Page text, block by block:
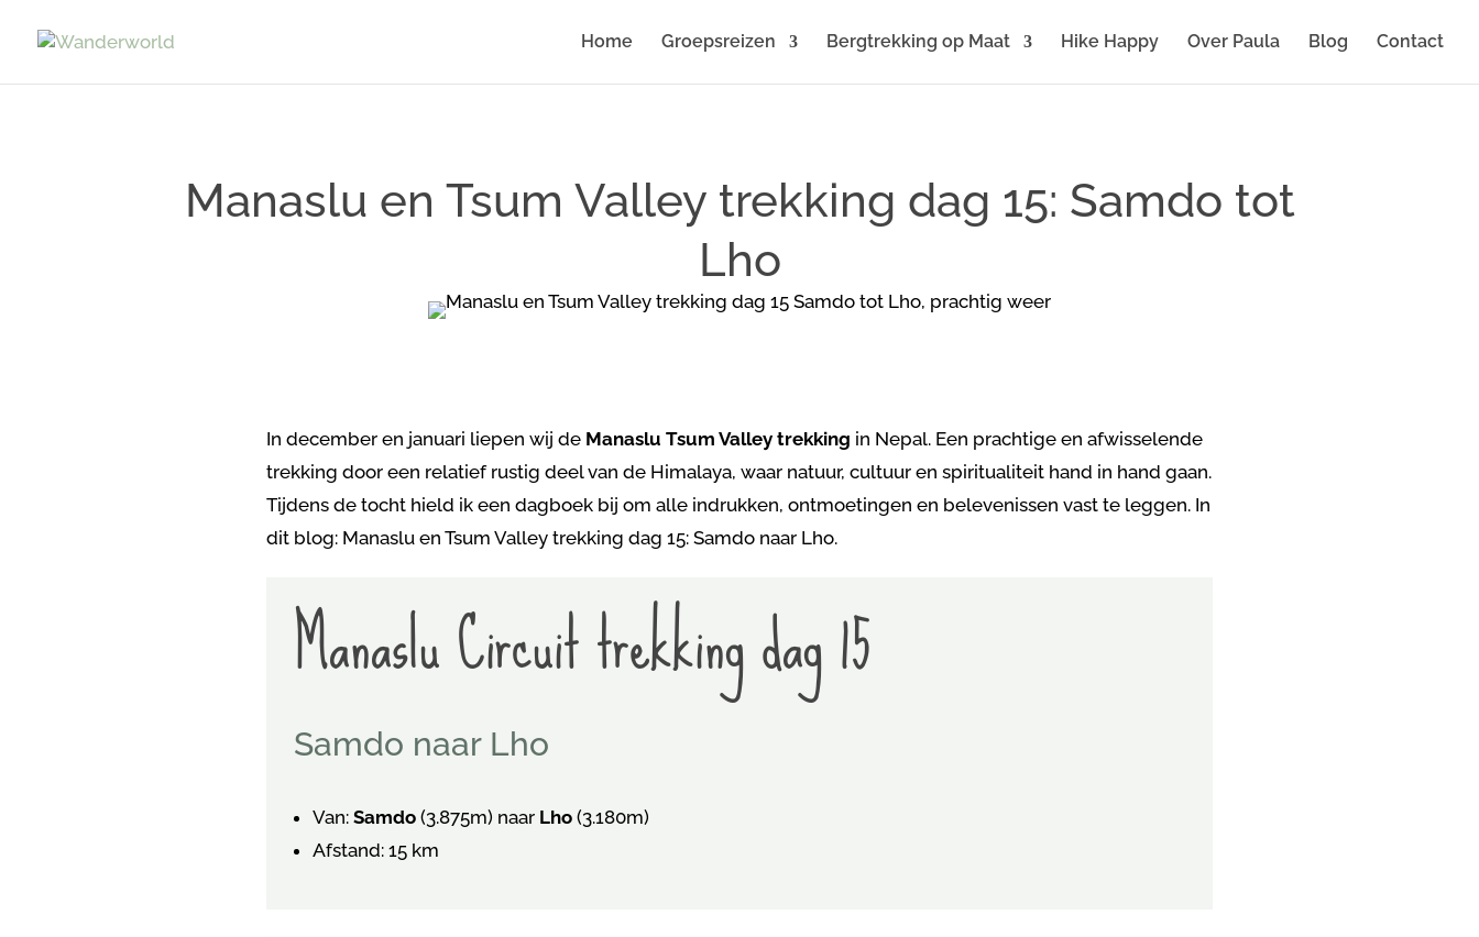
Home Groepsreizen Bergtrekking op Maat Hike Happy Over Paula Blog Contact
Manaslu en Tsum Valley trekking dag 15: Samdo tot
Lho
In december en januari liepen wij de Manaslu Tsum Valley trekking in Nepal. Een prachtige en afwisselende
trekking door een relatief rustig deel van de Himalaya, waar natuur, cultuur en spiritualiteit hand in hand gaan.
Tijdens de tocht hield ik een dagboek bij om alle indrukken, ontmoetingen en belevenissen vast te leggen. In
dit blog: Manaslu en Tsum Valley trekking dag 15: Samdo naar Lho.
Manaslu Circuit trekking dag 15
Samdo naar Lho
Van:Samdo(3.875m) naarLho(3.180m)
Afstand: 15 km